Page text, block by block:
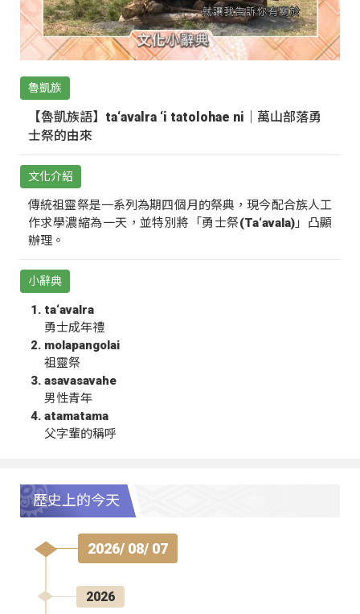
魯凱族
【魯凱族語】ta‘avalra ‘i tatolohae ni｜萬山部落勇
士祭的由來
文化介紹
傳統祖靈祭是一系列為期四個月的祭典，現今配合族人工
作求學濃縮為一天，並特別將「勇士祭(Ta‘avala)」凸顯
辦理。
小辭典
ta‘avalra
勇士成年禮
molapangolai
祖靈祭
asavasavahe
男性青年
atamatama
父字輩的稱呼
歷史上的今天
2026/ 08/ 07
2026